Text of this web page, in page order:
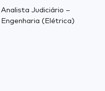
Analista Judiciário –
Engenharia (Elétrica)